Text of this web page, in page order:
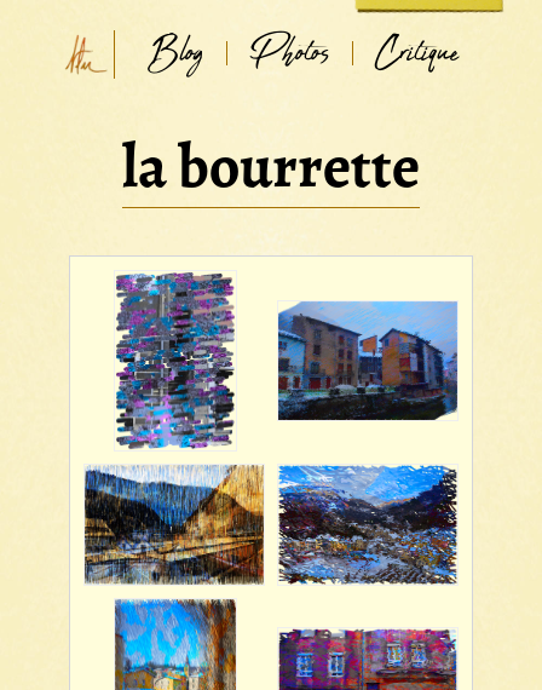
Blog Photos Critique
la bourrette